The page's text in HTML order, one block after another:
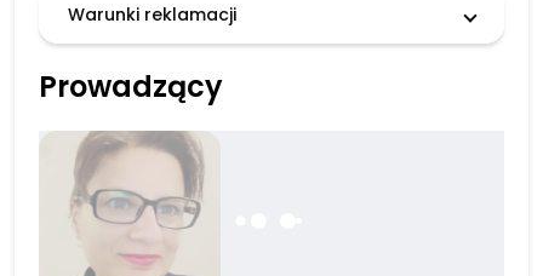
Warunki reklamacji
Prowadzący